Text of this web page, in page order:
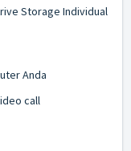
Storage Individual
Anda
call